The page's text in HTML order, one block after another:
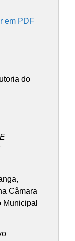
em PDF
do
Câmara
Municipal